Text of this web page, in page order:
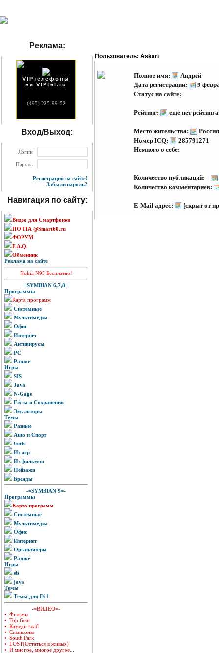
Реклама:
VIPтелефоны
на VIPtel.ru
(495) 225-99-52
Вход/Выход:
Логин
Пароль
Регистрация на сайте!
Забыли пароль?
Навигация по сайту:
Видео для Смартфонов
ПОЧТА @Smart60.ru
ФОРУМ
F.A.Q.
Обменник
Реклама на сайте
Nokia N95 Бесплатно!
-=SYMBIAN 6,7,8=-
Программы
Карта программ
Системные
Мультимедиа
Офис
Интернет
Антивирусы
PC
Разное
Игры
SIS
Java
N-Gage
Fix-ы и Сохранения
Эмуляторы
Темы
Разные
Auto и Спорт
Girls
Из игр
Из фильмов
Пейзажи
Бренды
-=SYMBIAN 9=-
Программы
Карта программ
Системные
Мультимедиа
Офис
Интернет
Органайзеры
Разное
Игры
sis
java
Темы
Темы для E61
-=ВИДЕО=-
• Фильмы
• Top Gear
• Камеди клаб
• Симпсоны
• South Park
• LOST(Остаться в живых)
• И многое, многое другое...
Пользователь: Askari
Полное имя:
Андрей
Дата регистрации:
9
Статус на сайте:
Рейтинг: еще нет рейтинга
Место жительства:
Номер ICQ:
285791271
Немного о себе:
Количество публикаций:
Количество комментариев:
E-Mail адрес: [скрыт от